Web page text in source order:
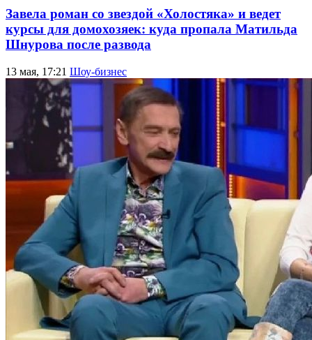
Завела роман со звездой «Холостяка» и ведет
курсы для домохозяек: куда пропала Матильда
Шнурова после развода
13 мая, 17:21 Шоу-бизнес